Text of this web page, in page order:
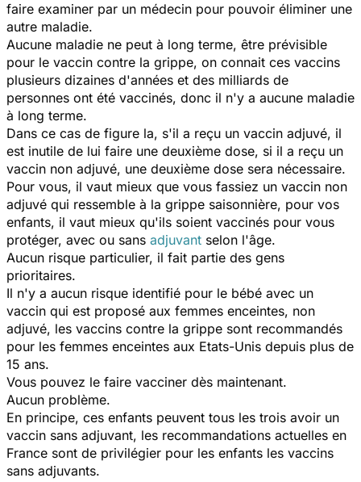
faire examiner par un médecin pour pouvoir éliminer une
autre maladie.
Aucune maladie ne peut à long terme, être prévisible
pour le vaccin contre la grippe, on connait ces vaccins
plusieurs dizaines d'années et des milliards de
personnes ont été vaccinés, donc il n'y a aucune maladie
à long terme.
Dans ce cas de figure la, s'il a reçu un vaccin adjuvé, il
est inutile de lui faire une deuxième dose, si il a reçu un
vaccin non adjuvé, une deuxième dose sera nécessaire.
Pour vous, il vaut mieux que vous fassiez un vaccin non
adjuvé qui ressemble à la grippe saisonnière, pour vos
enfants, il vaut mieux qu'ils soient vaccinés pour vous
protéger, avec ou sans adjuvant selon l'âge.
Aucun risque particulier, il fait partie des gens
prioritaires.
Il n'y a aucun risque identifié pour le bébé avec un
vaccin qui est proposé aux femmes enceintes, non
adjuvé, les vaccins contre la grippe sont recommandés
pour les femmes enceintes aux Etats-Unis depuis plus de
15 ans.
Vous pouvez le faire vacciner dès maintenant.
Aucun problème.
En principe, ces enfants peuvent tous les trois avoir un
vaccin sans adjuvant, les recommandations actuelles en
France sont de privilégier pour les enfants les vaccins
sans adjuvants.